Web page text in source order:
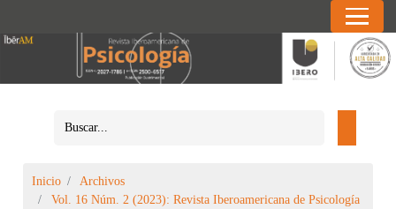
Inicio
Archivos
Vol. 16 Núm. 2 (2023): Revista Iberoamericana de Psicología